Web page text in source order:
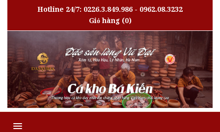
Hotline 24/7: 0226.3.849.986 - 0962.08.3232
Giỏ hàng(0)
MENU